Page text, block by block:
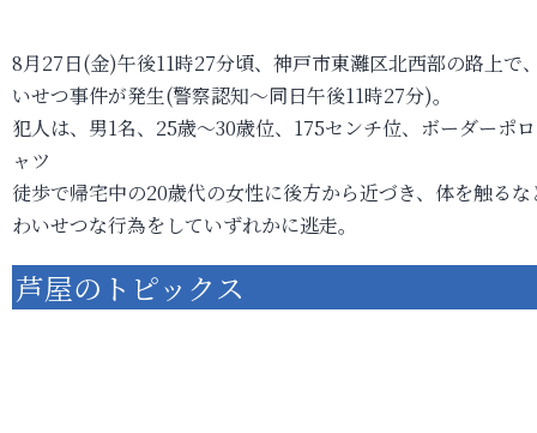
8月27日(金)午後11時27分頃、神戸市東灘区北西部の路上で
いせつ事件が発生(警察認知～同日午後11時27分)。
犯人は、男1名、25歳～30歳位、175センチ位、ボーダーポ
ャツ
徒歩で帰宅中の20歳代の女性に後方から近づき、体を触るな
わいせつな行為をしていずれかに逃走。
芦屋のトピックス